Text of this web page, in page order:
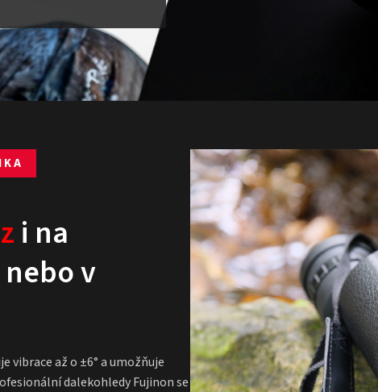
i na
v
vibrace až o ±6° a umožňuje
dalekohledy Fujinon se